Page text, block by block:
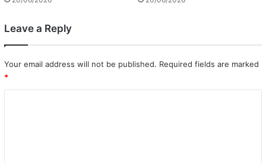
Leave a Reply
Your email address will not be published. Required fields are marked
*